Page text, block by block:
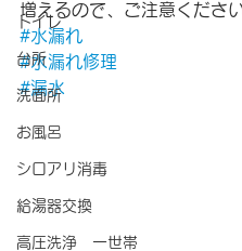
トイレ
台所
洗面所
お風呂
シロアリ消毒
給湯器交換
高圧洗浄 一世帯
増えるので、ご注意ください
#水漏れ
#水漏れ修理
#漏水